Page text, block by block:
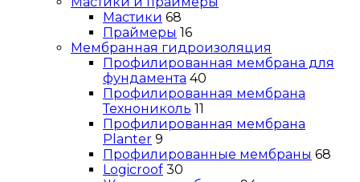
Мастики 68
Праймеры 16
Мембранная гидроизоляция
Профилированная мембрана для
фундамента 40
Профилированная мембрана
Технониколь 11
Профилированная мембрана
Planter 9
Профилированные мембраны 68
Logicroof 30